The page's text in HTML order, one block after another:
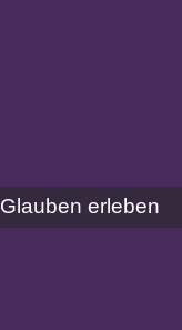
Glauben erleben